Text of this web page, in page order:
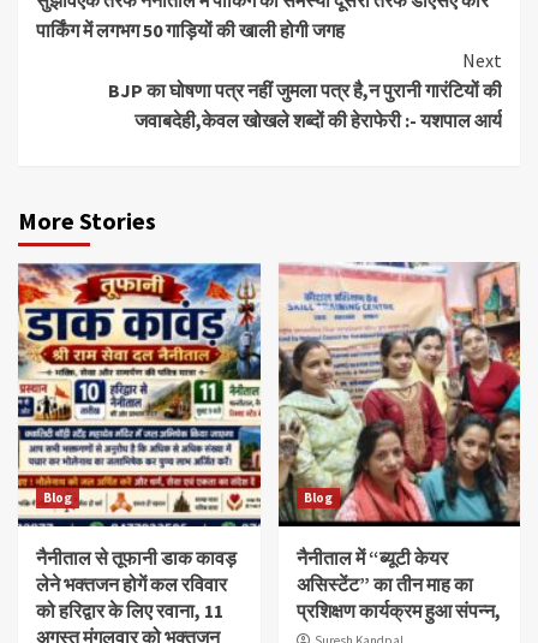
पार्किंग में लगभग 50 गाड़ियों की खाली होगी जगह
Next
BJP का घोषणा पत्र नहीं जुमला पत्र है,न पुरानी गारंटियों की
जवाबदेही,केवल खोखले शब्दों की हेराफेरी :- यशपाल आर्य
More Stories
Blog
नैनीताल से तूफानी डाक कावड़
लेने भक्तजन होगें कल रविवार
को हरिद्वार के लिए रवाना, 11
अगस्त मंगलवार को भक्तजन
Blog
नैनीताल में “ब्यूटी केयर
असिस्टेंट” का तीन माह का
प्रशिक्षण कार्यक्रम हुआ संपन्न,